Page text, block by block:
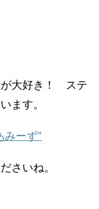
が大好き！ ステ
ます。
みーず”
さいね。